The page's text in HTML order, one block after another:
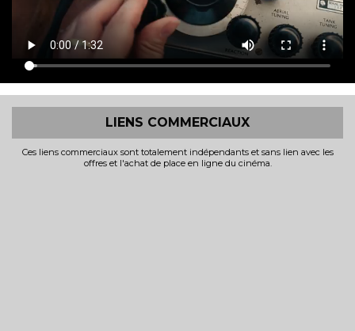
LIENS COMMERCIAUX
Ces liens commerciaux sont totalement indépendants et sans lien avec les
offres et l'achat de place en ligne du cinéma.